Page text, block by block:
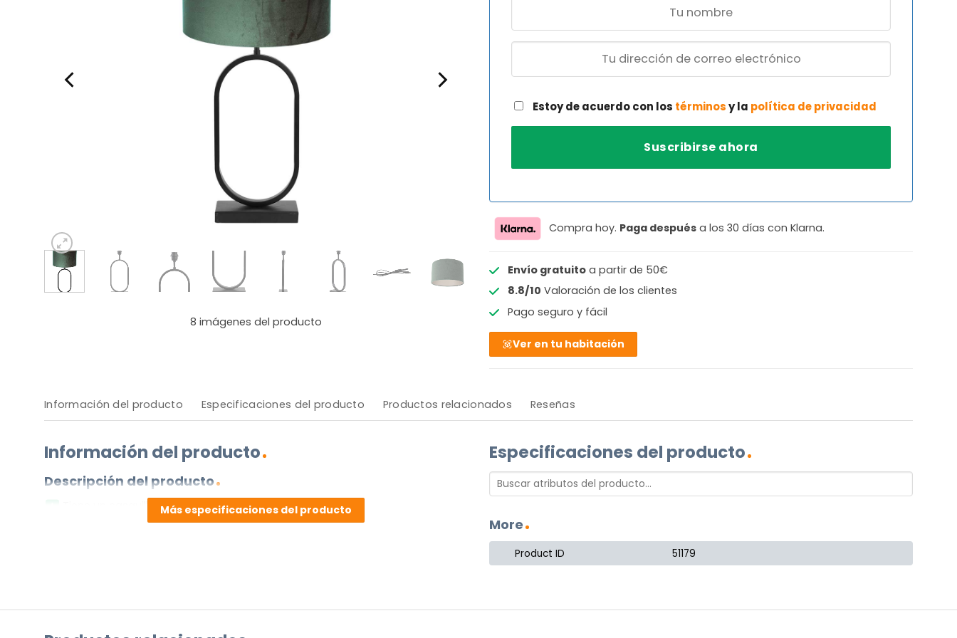
8 imágenes del producto
Estoy de acuerdo con los términosy la política de privacidad
Compra hoy. Paga después a los 30 días con Klarna.
Envío gratuitoa partir de 50€
8.8/10 Valoración de los clientes
Pago seguro y fácil
Ver en tu habitación
Información del producto Especificaciones del producto Productos relacionados Reseñas
Información del producto
Descripción del producto
Tiene un casquillo E27.
Haz una pregunta sobre este producto.
Más especificaciones del producto
Especificaciones del producto
More
Product ID 51179